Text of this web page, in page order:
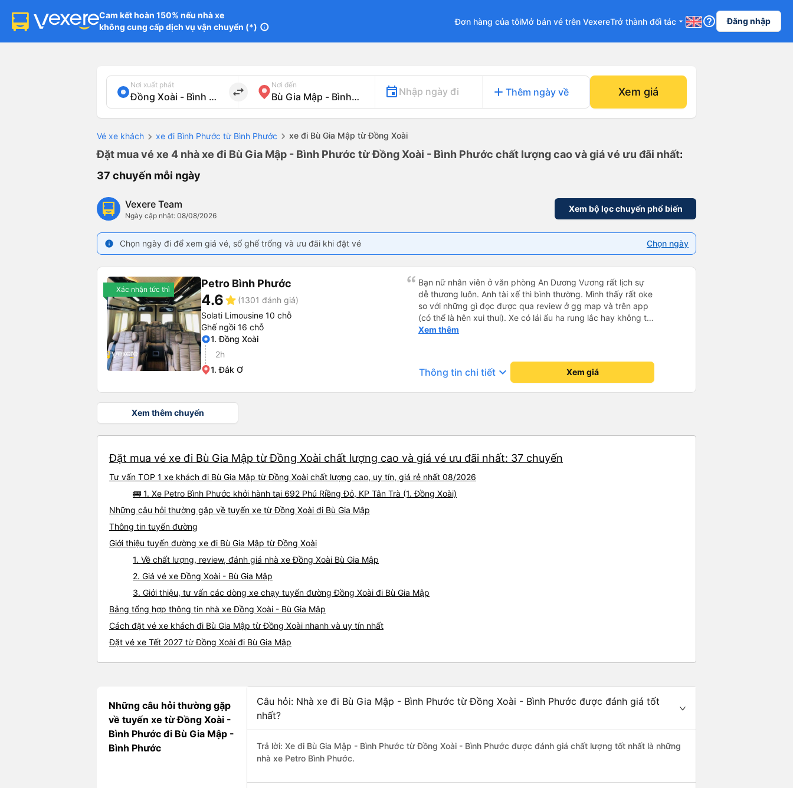
Cam kết hoàn 150% nếu nhà xe
không cung cấp dịch vụ vận chuyển (*) info
Đơn hàng của tôiMở bán vé trên VexereTrở thành đối tác arrow_drop_down help_outline Đăng nhập
Nơi xuất phát
import_export
Nơi đến
Nhập ngày đi add Thêm ngày về Xem giá
Vé xe khách xe đi Bình Phước từ Bình Phước xe đi Bù Gia Mập từ Đồng Xoài
Đặt mua vé xe 4 nhà xe đi Bù Gia Mập - Bình Phước từ Đồng Xoài - Bình Phước chất lượng cao và giá vé ưu đãi nhất:
37 chuyến mỗi ngày
Vexere Team
Ngày cập nhật: 08/08/2026
Xem bộ lọc chuyến phổ biến
info Chọn ngày đi để xem giá vé, số ghế trống và ưu đãi khi đặt vé Chọn ngày
Xác nhận tức thì Petro Bình Phước
4.6star (1301 đánh giá)
Solati Limousine 10 chỗ
Ghế ngồi 16 chỗ
1. Đồng Xoài
2h
1. Đắk Ơ
Bạn nữ nhân viên ở văn phòng An Dương Vương rất lịch sự
dễ thương luôn. Anh tài xế thì bình thường. Mình thấy rất oke
so với những gì đọc được qua review ở gg map và trên app
(có thể là hên xui thui). Xe có lái ẩu ha rung lắc hay không thì
cũng ko rõ tại mình say xe nên ngủ ko à
Xem thêm
Thông tin chi tiết keyboard_arrow_down Xem giá
Xem thêm chuyến
Đặt mua vé xe đi Bù Gia Mập từ Đồng Xoài chất lượng cao và giá vé ưu đãi nhất: 37 chuyến
Tư vấn TOP 1 xe khách đi Bù Gia Mập từ Đồng Xoài chất lượng cao, uy tín, giá rẻ nhất 08/2026
🚌 1. Xe Petro Bình Phước khởi hành tại 692 Phú Riềng Đỏ, KP Tân Trà (1. Đồng Xoài)
Những câu hỏi thường gặp về tuyến xe từ Đồng Xoài đi Bù Gia Mập
Thông tin tuyến đường
Giới thiệu tuyến đường xe đi Bù Gia Mập từ Đồng Xoài
1. Về chất lượng, review, đánh giá nhà xe Đồng Xoài Bù Gia Mập
2. Giá vé xe Đồng Xoài - Bù Gia Mập
3. Giới thiệu, tư vấn các dòng xe chạy tuyến đường Đồng Xoài đi Bù Gia Mập
Bảng tổng hợp thông tin nhà xe Đồng Xoài - Bù Gia Mập
Cách đặt vé xe khách đi Bù Gia Mập từ Đồng Xoài nhanh và uy tín nhất
Đặt vé xe Tết 2027 từ Đồng Xoài đi Bù Gia Mập
Những câu hỏi thường gặp
về tuyến xe từ Đồng Xoài -
Bình Phước đi Bù Gia Mập -
Bình Phước
Câu hỏi: Nhà xe đi Bù Gia Mập - Bình Phước từ Đồng Xoài - Bình Phước được đánh giá tốt
nhất?
Trả lời: Xe đi Bù Gia Mập - Bình Phước từ Đồng Xoài - Bình Phước được đánh giá chất lượng tốt nhất là những
nhà xe Petro Bình Phước.